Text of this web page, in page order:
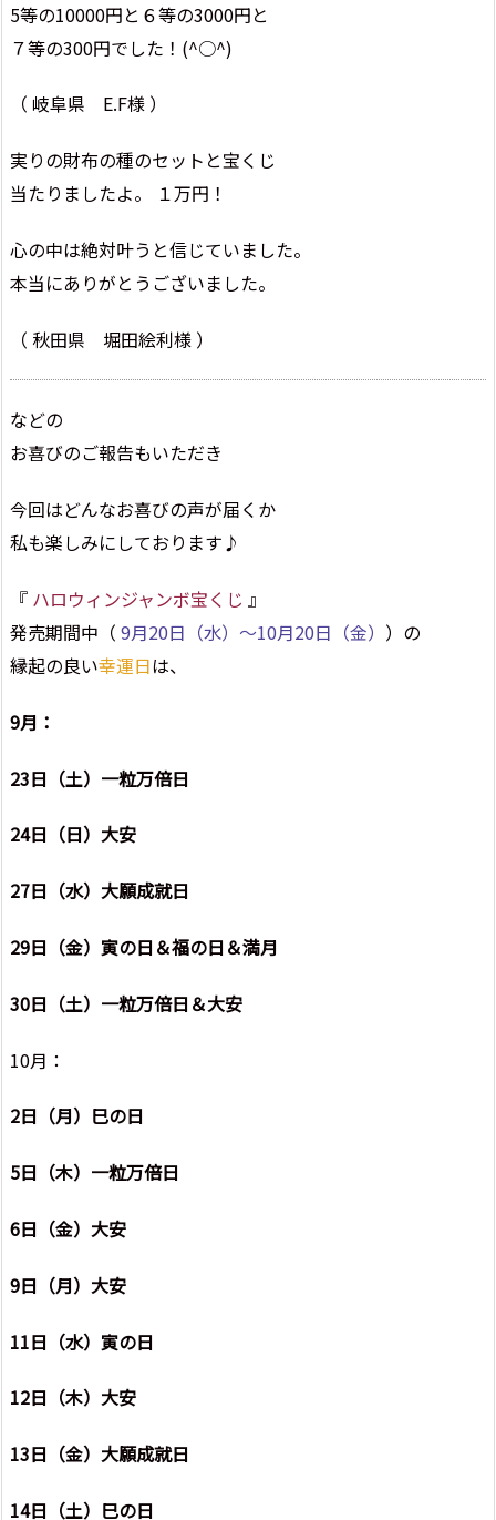
5等の10000円と６等の3000円と
７等の300円でした！(^○^)
（ 岐阜県 E.F様 ）
実りの財布の種のセットと宝くじ
当たりましたよ。 １万円！
心の中は絶対叶うと信じていました。
本当にありがとうございました。
（ 秋田県 堀田絵利様 ）
などの
お喜びのご報告もいただき
今回はどんなお喜びの声が届くか
私も楽しみにしております♪
『 ハロウィンジャンボ宝くじ 』
発売期間中（ 9月20日（水）～10月20日（金） ）の
縁起の良い幸運日は、
9月：
23日（土）一粒万倍日
24日（日）大安
27日（水）大願成就日
29日（金）寅の日＆福の日＆満月
30日（土）一粒万倍日＆大安
10月：
2日（月）巳の日
5日（木）一粒万倍日
6日（金）大安
9日（月）大安
11日（水）寅の日
12日（木）大安
13日（金）大願成就日
14日（土）巳の日